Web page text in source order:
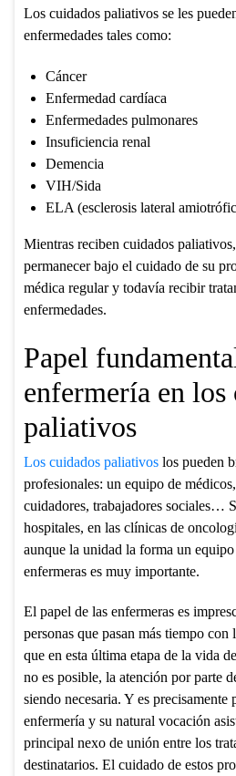
Los cuidados paliativos se les
enfermedades tales como:
Cáncer
Enfermedad cardíaca
Enfermedades pulmonares
Insuficiencia renal
Demencia
VIH/Sida
ELA (esclerosis lateral
Mientras reciben cuidados
permanecer bajo el cuidado de su
médica regular y todavía recibir
enfermedades.
Papel
enfermería en los
paliativos
Los cuidados paliativoslos pueden
profesionales: un equipo de
cuidadores, trabajadores sociales…
hospitales, en las clínicas de
aunque la unidad la forma un
enfermeras es muy importante.
El papel de las enfermeras es
personas que pasan más tiempo con
que en esta última etapa de la vida
no es posible, la atención por parte
siendo necesaria. Y es precisamente
enfermería y su natural vocación
principal nexo de unión entre los
destinatarios. El cuidado de estos